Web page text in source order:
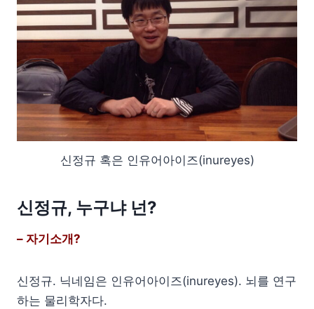
신정규 혹은 인유어아이즈(inureyes)
신정규, 누구냐 넌?
– 자기소개?
신정규. 닉네임은 인유어아이즈(inureyes). 뇌를 연구
하는 물리학자다.